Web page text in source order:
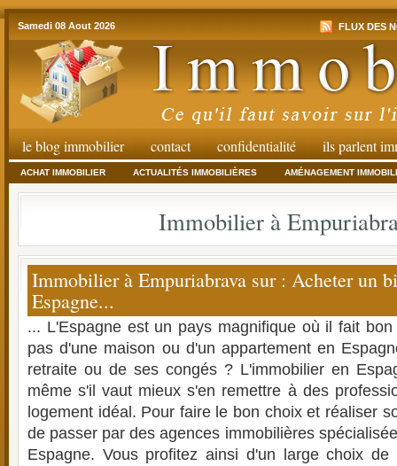
Samedi 08 Aout 2026 FLUX DES
le blog immobilier contact confidentialité ils parlent
ACHAT IMMOBILIER ACTUALITÉS IMMOBILIÈRES AMÉNAGEMENT
Immobilier à
Immobilier à Empuriabrava sur : Acheter un
Espagne...
... L'Espagne est un pays magnifique où il fait
pas d'une maison ou d'un appartement en
retraite ou de ses congés ? L'immobilier en
même s'il vaut mieux s'en remettre à des
logement idéal. Pour faire le bon choix et réaliser
de passer par des agences immobilières
Espagne. Vous profitez ainsi d'un large choix de